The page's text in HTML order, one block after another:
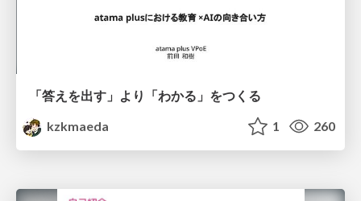
「答えを出す」より「わかる」をつくる
kzkmaeda
1 260